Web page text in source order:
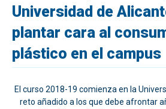
Universidad de
plantar cara al
plástico en el campus
El curso 2018-19 comienza en la
reto añadido a los que debe afrontar